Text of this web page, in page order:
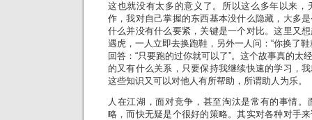
这也就没有太多的意义了。所以这么多年以来，
作，我对自己掌握的东西基本没什么隐藏，大多
什么并没有什么要紧，关键是一个对比。这里又
遇虎，一人立即去换跑鞋，另外一人问：“你换了
回答：“只要跑的过你就可以了”。这个故事真的太
的又有什么关系，只要保持我继续快速的学习，
这些知识又可以对他人有所帮助，所谓助人为乐。
人在江湖，面对竞争，甚至淘汰是常有的事情
略，而快无疑是个很好的策略。其实对各种对手